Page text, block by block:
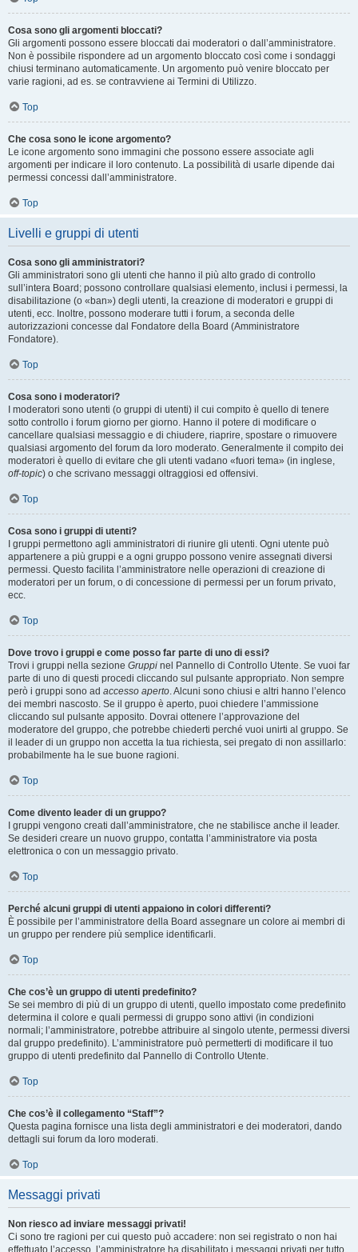
Cosa sono gli argomenti bloccati?
Gli argomenti possono essere bloccati dai moderatori o dall’amministratore.
Non è possibile rispondere ad un argomento bloccato così come i sondaggi
chiusi terminano automaticamente. Un argomento può venire bloccato per
varie ragioni, ad es. se contravviene ai Termini di Utilizzo.
Top
Che cosa sono le icone argomento?
Le icone argomento sono immagini che possono essere associate agli
argomenti per indicare il loro contenuto. La possibilità di usarle dipende dai
permessi concessi dall’amministratore.
Top
Livelli e gruppi di utenti
Cosa sono gli amministratori?
Gli amministratori sono gli utenti che hanno il più alto grado di controllo
sull’intera Board; possono controllare qualsiasi elemento, inclusi i permessi, la
disabilitazione (o «ban») degli utenti, la creazione di moderatori e gruppi di
utenti, ecc. Inoltre, possono moderare tutti i forum, a seconda delle
autorizzazioni concesse dal Fondatore della Board (Amministratore
Fondatore).
Top
Cosa sono i moderatori?
I moderatori sono utenti (o gruppi di utenti) il cui compito è quello di tenere
sotto controllo i forum giorno per giorno. Hanno il potere di modificare o
cancellare qualsiasi messaggio e di chiudere, riaprire, spostare o rimuovere
qualsiasi argomento del forum da loro moderato. Generalmente il compito dei
moderatori è quello di evitare che gli utenti vadano «fuori tema» (in inglese,
off-topic) o che scrivano messaggi oltraggiosi ed offensivi.
Top
Cosa sono i gruppi di utenti?
I gruppi permettono agli amministratori di riunire gli utenti. Ogni utente può
appartenere a più gruppi e a ogni gruppo possono venire assegnati diversi
permessi. Questo facilita l’amministratore nelle operazioni di creazione di
moderatori per un forum, o di concessione di permessi per un forum privato,
ecc.
Top
Dove trovo i gruppi e come posso far parte di uno di essi?
Trovi i gruppi nella sezione Gruppi nel Pannello di Controllo Utente. Se vuoi far
parte di uno di questi procedi cliccando sul pulsante appropriato. Non sempre
però i gruppi sono ad accesso aperto. Alcuni sono chiusi e altri hanno l’elenco
dei membri nascosto. Se il gruppo è aperto, puoi chiedere l’ammissione
cliccando sul pulsante apposito. Dovrai ottenere l’approvazione del
moderatore del gruppo, che potrebbe chiederti perché vuoi unirti al gruppo. Se
il leader di un gruppo non accetta la tua richiesta, sei pregato di non assillarlo:
probabilmente ha le sue buone ragioni.
Top
Come divento leader di un gruppo?
I gruppi vengono creati dall’amministratore, che ne stabilisce anche il leader.
Se desideri creare un nuovo gruppo, contatta l’amministratore via posta
elettronica o con un messaggio privato.
Top
Perché alcuni gruppi di utenti appaiono in colori differenti?
È possibile per l’amministratore della Board assegnare un colore ai membri di
un gruppo per rendere più semplice identificarli.
Top
Che cos’è un gruppo di utenti predefinito?
Se sei membro di più di un gruppo di utenti, quello impostato come predefinito
determina il colore e quali permessi di gruppo sono attivi (in condizioni
normali; l’amministratore, potrebbe attribuire al singolo utente, permessi diversi
dal gruppo predefinito). L’amministratore può permetterti di modificare il tuo
gruppo di utenti predefinito dal Pannello di Controllo Utente.
Top
Che cos’è il collegamento “Staff”?
Questa pagina fornisce una lista degli amministratori e dei moderatori, dando
dettagli sui forum da loro moderati.
Top
Messaggi privati
Non riesco ad inviare messaggi privati!
Ci sono tre ragioni per cui questo può accadere: non sei registrato o non hai
effettuato l’accesso, l’amministratore ha disabilitato i messaggi privati per tutto